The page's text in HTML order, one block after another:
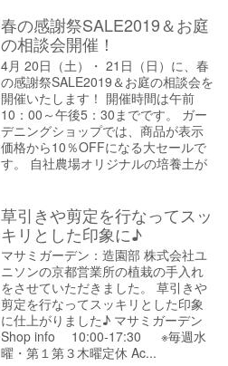
春の感謝祭SALE2019＆お庭
の相談会開催！
4月 20日（土）・ 21日（日）に、春
の感謝祭SALE2019＆お庭の相談会を
開催いたします！ 開催時間は午前
10：00～午後5：30までです。 ガー
デニングショップでは、商品が表示
価格から10％OFFになる大セールで
す。 自社農場オリジナルの培養土が
草引きや剪定を行なってスッ
キリとした印象に♪
マサミガーデン：造園部 株式会社ユ
ニソンの京都営業所の植栽の手入れ
をさせていただきました。 草引きや
剪定を行なってスッキリとした印象
に仕上がりました♪ マサミガーデン
Shop info 10:00-17:30 ※毎週水
曜・第１第３木曜定休 Ac...